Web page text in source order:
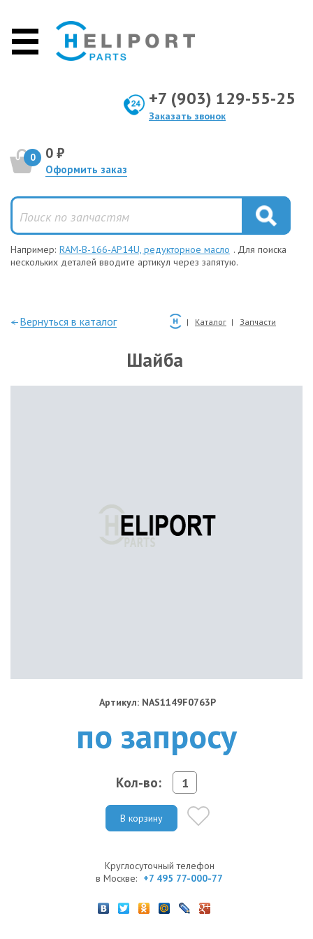
+7 (903) 129-55-25
Заказать звонок
0 0 ₽
Оформить заказ
Например: RAM-B-166-AP14U, редукторное масло . Для поиска
нескольких деталей вводите артикул через запятую.
—Вернуться в каталог Каталог Запчасти
Шайба
Артикул: NAS1149F0763P
по запросу
Кол-во:
В корзину
Круглосуточный телефон
в Москве: +7 495 77-000-77